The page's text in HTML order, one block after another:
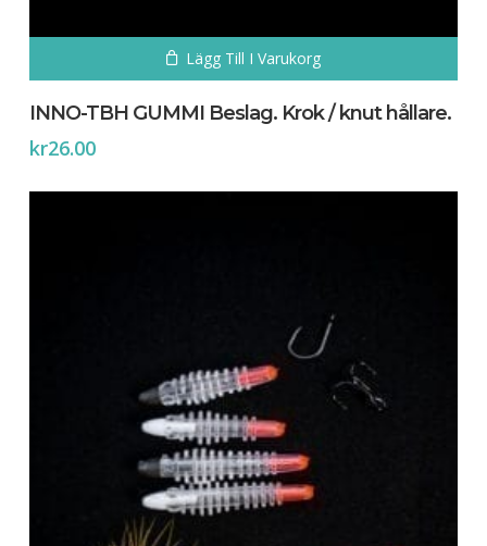
Lägg Till I Varukorg
INNO-TBH GUMMI Beslag. Krok / knut hållare.
kr26.00